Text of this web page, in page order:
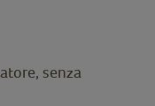
senza